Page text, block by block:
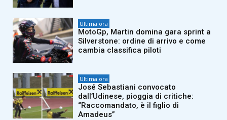
Ultima ora
MotoGp, Martin domina gara sprint a
Silverstone: ordine di arrivo e come
cambia classifica piloti
Ultima ora
José Sebastiani convocato
dall’Udinese, pioggia di critiche:
“Raccomandato, è il figlio di
Amadeus”